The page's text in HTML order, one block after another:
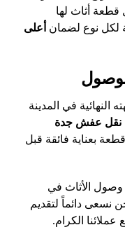
قطعة أثاث لها
لكل نوع لضمان أعلى
في المدينة
نقل عفش جدة
بعناية فائقة قبل
وصول الأثاث في
نسعى دائماً لتقديم
الكرام.